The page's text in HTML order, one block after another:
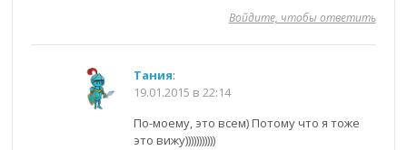
Войдите, чтобы ответить
Тания:
19.01.2015 в 22:14
По-моему, это всем) Потому что я тоже
это вижу)))))))))))